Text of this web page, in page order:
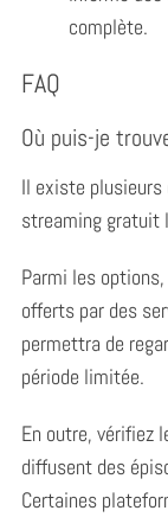
complète.
FAQ
Où puis-je
Il existe plusieurs
streaming gratuit
Parmi les
offerts par des
permettra de
période limitée.
En outre, vérifiez
diffusent des
Certaines